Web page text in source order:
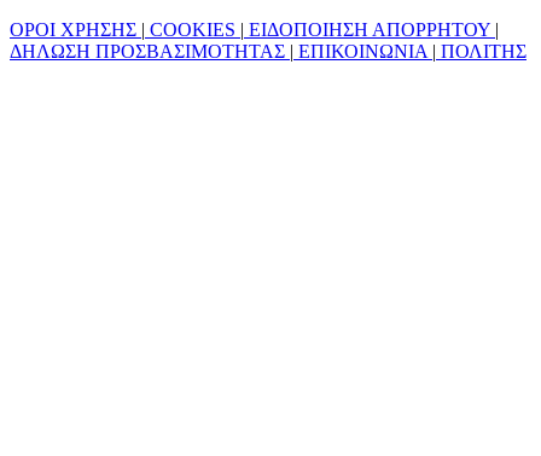
ΟΡΟΙ ΧΡΗΣΗΣ | COOKIES | ΕΙΔΟΠΟΙΗΣΗ ΑΠΟΡΡΗΤΟΥ |
ΔΗΛΩΣΗ ΠΡΟΣΒΑΣΙΜΟΤΗΤΑΣ | ΕΠΙΚΟΙΝΩΝΙΑ | ΠΟΛΙΤΗΣ